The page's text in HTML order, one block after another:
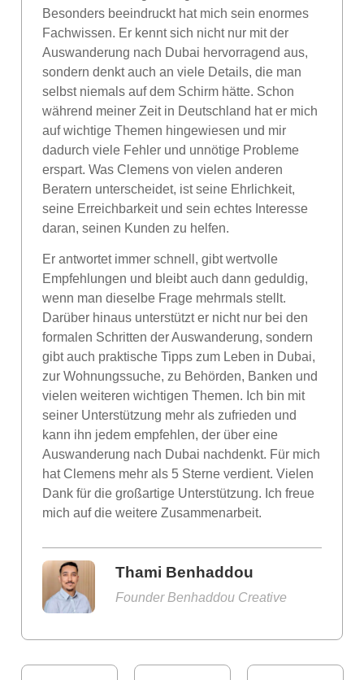
Besonders beeindruckt hat mich sein enormes
Fachwissen. Er kennt sich nicht nur mit der
Auswanderung nach Dubai hervorragend aus,
sondern denkt auch an viele Details, die man
selbst niemals auf dem Schirm hätte. Schon
während meiner Zeit in Deutschland hat er mich
auf wichtige Themen hingewiesen und mir
dadurch viele Fehler und unnötige Probleme
erspart. Was Clemens von vielen anderen
Beratern unterscheidet, ist seine Ehrlichkeit,
seine Erreichbarkeit und sein echtes Interesse
daran, seinen Kunden zu helfen.
Er antwortet immer schnell, gibt wertvolle
Empfehlungen und bleibt auch dann geduldig,
wenn man dieselbe Frage mehrmals stellt.
Darüber hinaus unterstützt er nicht nur bei den
formalen Schritten der Auswanderung, sondern
gibt auch praktische Tipps zum Leben in Dubai,
zur Wohnungssuche, zu Behörden, Banken und
vielen weiteren wichtigen Themen. Ich bin mit
seiner Unterstützung mehr als zufrieden und
kann ihn jedem empfehlen, der über eine
Auswanderung nach Dubai nachdenkt. Für mich
hat Clemens mehr als 5 Sterne verdient. Vielen
Dank für die großartige Unterstützung. Ich freue
mich auf die weitere Zusammenarbeit.
Thami Benhaddou
Founder Benhaddou Creative